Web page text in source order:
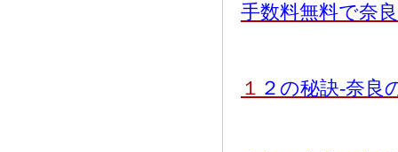
手数料無料で奈
１ ２の秘訣-奈良